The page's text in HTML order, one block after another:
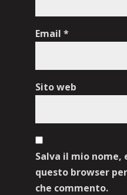
Email *
Sito web
Salva il mio nome,
questo browser
che commento.